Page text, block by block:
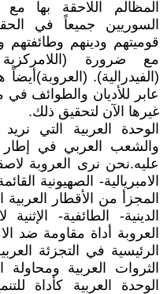
المظالم اللاحقة بها
السوريين جميعاً في
قوميتهم ودينهم
مع ضرورة (اللامركزية
(الفيدرالية).
عابر للأديان والطوائف في
غيرها الآن لتحقيق ذلك.
الوحدة العربية التي
والشعب العربي في
عليه.نحن نرى العروبة
الامبريالية- الصهيونية
المجزأ من الأقطار العربية
الدينية- الطائفية-
العروبة أداة مقاومة ضد
الرئيسية في التجزئة
الثروات العربية ومحاولة
الوحدة العربية كأداة